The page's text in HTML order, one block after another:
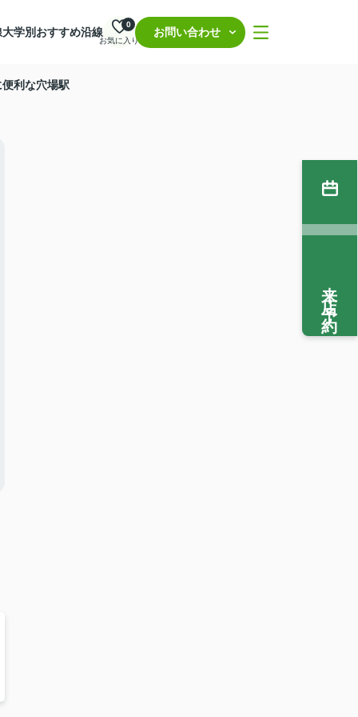
大学別おすすめ沿線
お気に入り
0
お問い合わせ
利な穴場駅
来店予約